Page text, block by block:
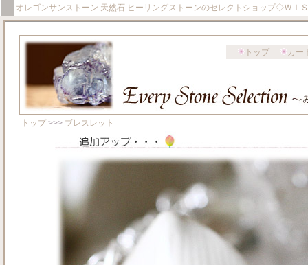
オレゴンサンストーン 天然石 ヒーリングストーンのセレクトショップ◇ＷＩ
トップ カー
トップ >>> ブレスレット